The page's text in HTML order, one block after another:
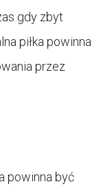
gdy zbyt
piłka powinna
przez
powinna być